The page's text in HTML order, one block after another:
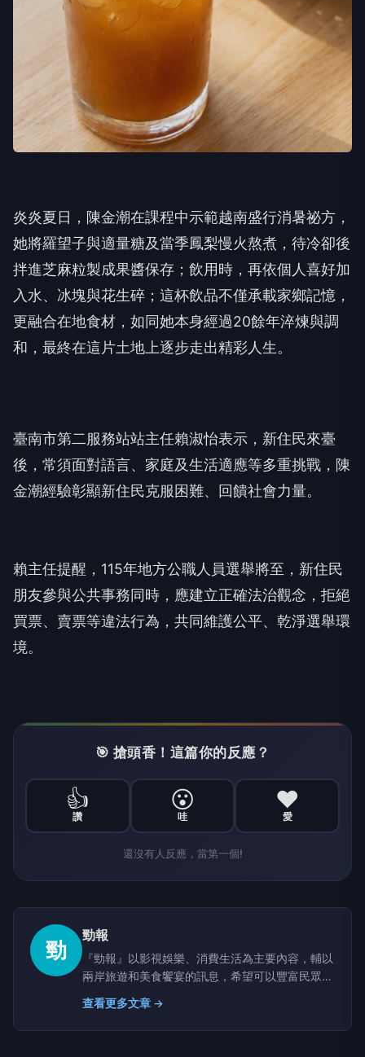
炎炎夏日，陳金潮在課程中示範越南盛行消暑祕方，
她將羅望子與適量糖及當季鳳梨慢火熬煮，待冷卻後
拌進芝麻粒製成果醬保存；飲用時，再依個人喜好加
入水、冰塊與花生碎；這杯飲品不僅承載家鄉記憶，
更融合在地食材，如同她本身經過20餘年淬煉與調
和，最終在這片土地上逐步走出精彩人生。
臺南市第二服務站站主任賴淑怡表示，新住民來臺
後，常須面對語言、家庭及生活適應等多重挑戰，陳
金潮經驗彰顯新住民克服困難、回饋社會力量。
賴主任提醒，115年地方公職人員選舉將至，新住民
朋友參與公共事務同時，應建立正確法治觀念，拒絕
買票、賣票等違法行為，共同維護公平、乾淨選舉環
境。
🎯 搶頭香！這篇你的反應？
👍
讚
😮
哇
❤️
愛
還沒有人反應，當第一個!
勁
勁報
『勁報』以影視娛樂、消費生活為主要內容，輔以
兩岸旅遊和美食饗宴的訊息，希望可以豐富民眾的
生活，帶給社會大眾美好的未來。
查看更多文章 →